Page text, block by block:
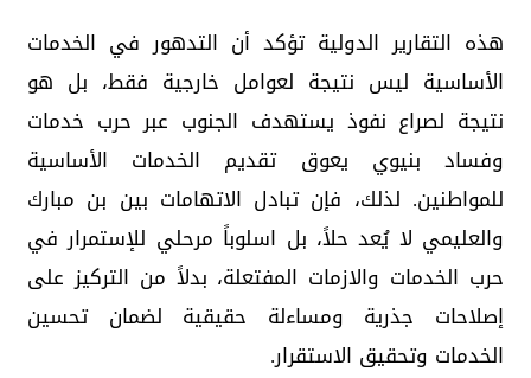
هذه التقارير الدولية تؤكد أن التدهور في الخدمات
الأساسية ليس نتيجة لعوامل خارجية فقط، بل هو
نتيجة لصراع نفوذ يستهدف الجنوب عبر حرب خدمات
وفساد بنيوي يعوق تقديم الخدمات الأساسية
للمواطنين. لذلك، فإن تبادل الاتهامات بين بن مبارك
والعليمي لا يُعد حلاً، بل اسلوباً مرحلي للإستمرار في
حرب الخدمات والازمات المفتعلة، بدلاً من التركيز على
إصلاحات جذرية ومساءلة حقيقية لضمان تحسين
الخدمات وتحقيق الاستقرار.